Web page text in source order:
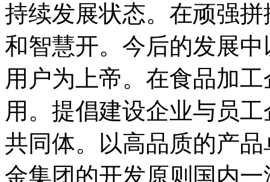
持续发展状态。在顽强
和智慧开。今后的发展
用户为上帝。在食品加
用。提倡建设企业与员
共同体。以高品质的产
金集团的开发原则国内